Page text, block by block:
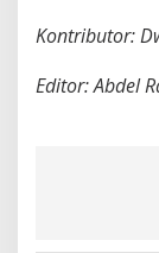
Kontributor:
Editor: Abdel